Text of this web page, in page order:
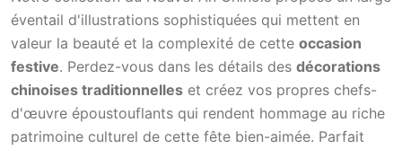
éventail d'illustrations sophistiquées qui mettent en
valeur la beauté et la complexité de cette occasion
festive. Perdez-vous dans les détails des décorations
chinoises traditionnelles et créez vos propres chefs-
d'œuvre époustouflants qui rendent hommage au riche
patrimoine culturel de cette fête bien-aimée. Parfait